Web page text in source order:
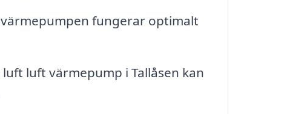
fungerar optimalt
luft värmepump i Tallåsen kan